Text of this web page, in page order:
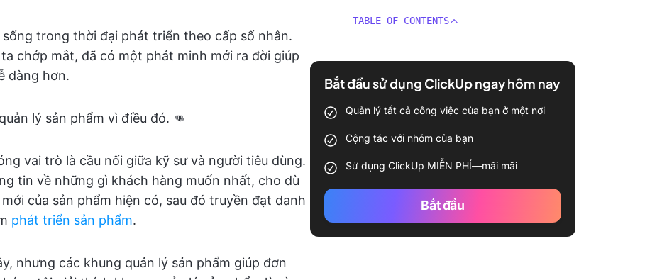
trong thời đại phát triển theo cấp số nhân.
chớp mắt, đã có một phát minh mới ra đời giúp
dàng hơn.
lý sản phẩm vì điều đó. 👊
vai trò là cầu nối giữa kỹ sư và người tiêu dùng.
tin về những gì khách hàng muốn nhất, cho dù
của sản phẩm hiện có, sau đó truyền đạt danh
phát triển sản phẩm.
nhưng các khung quản lý sản phẩm giúp đơn
TABLE OF CONTENTS
Bắt đầu sử dụng ClickUp ngay hôm nay
Quản lý tất cả công việc của bạn ở một nơi
Cộng tác với nhóm của bạn
Sử dụng ClickUp MIỄN PHÍ—mãi mãi
Bắt đầu